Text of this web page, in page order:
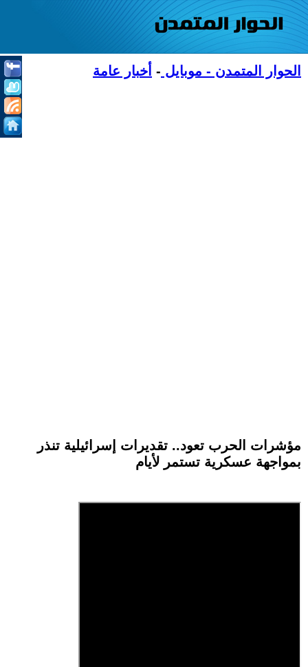
الحوار المتمدن - موبايل - أخبار عامة
مؤشرات الحرب تعود.. تقديرات إسرائيلية تنذر
بمواجهة عسكرية تستمر لأيام